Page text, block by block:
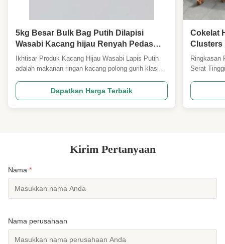
5kg Besar Bulk Bag Putih Dilapisi
Wasabi Kacang hijau Renyah Pedas
menyegarkan Rasa Wasabi gurih
Legume Snack Bar Grosir Untuk
Ikhtisar Produk Kacang Hijau Wasabi Lapis Putih
adalah makanan ringan kacang polong gurih klasik
dengan lapisan luar halus, tipis, dan renyah,
diresapi secara merata dengan bumbu wasabi asli
yang menyegarkan dan pedas. Setelah dipanggang
Dapatkan Harga Terbaik
Cokelat
Clusters
Snacks
Untuk
Ringkasan
Serat
dengan
Kirim Pertanyaan
Nama *
Nama perusahaan